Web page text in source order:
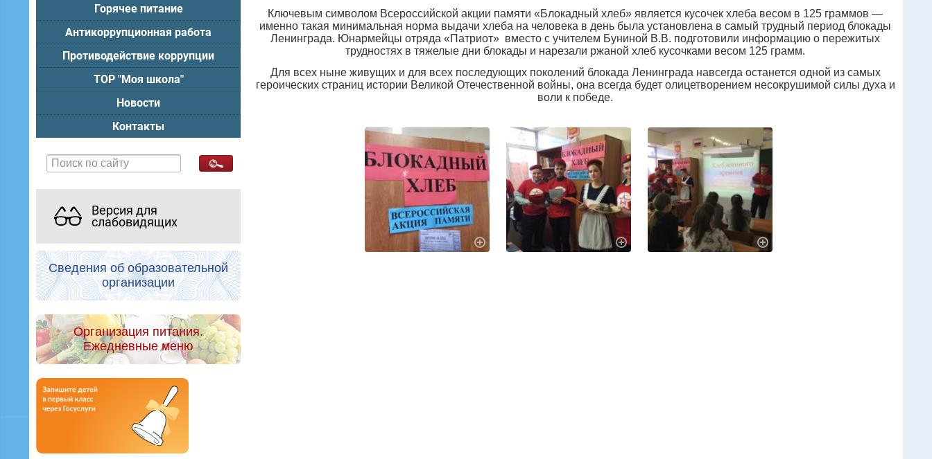
Горячее питание
Антикоррупционная работа
Противодействие коррупции
ТОР "Моя школа"
Новости
Контакты
Версия для
слабовидящих
Сведения об образовательной
организации
Организация питания.
Ежедневные меню
Ключевым символом Всероссийской акции памяти «Блокадный хлеб» является кусочек хлеба весом в 125 граммов —
именно такая минимальная норма выдачи хлеба на человека в день была установлена в самый трудный период блокады
Ленинграда. Юнармейцы отряда «Патриот» вместо с учителем Буниной В.В. подготовили информацию о пережитых
трудностях в тяжелые дни блокады и нарезали ржаной хлеб кусочками весом 125 грамм.
Для всех ныне живущих и для всех последующих поколений блокада Ленинграда навсегда останется одной из самых
героических страниц истории Великой Отечественной войны, она всегда будет олицетворением несокрушимой силы духа и
воли к победе.